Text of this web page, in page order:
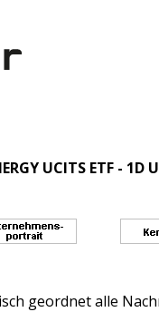
UCITS ETF - 1D
geordnet alle